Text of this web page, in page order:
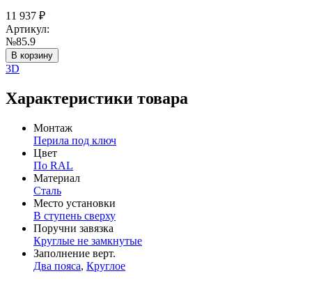
11 937 ₽
Артикул:
№85.9
В корзину
3D
Характеристики товара
Монтаж
Перила под ключ
Цвет
По RAL
Материал
Сталь
Место установки
В ступень сверху
Поручни завязка
Круглые не замкнутые
Заполнение верт.
Два пояса, Круглое